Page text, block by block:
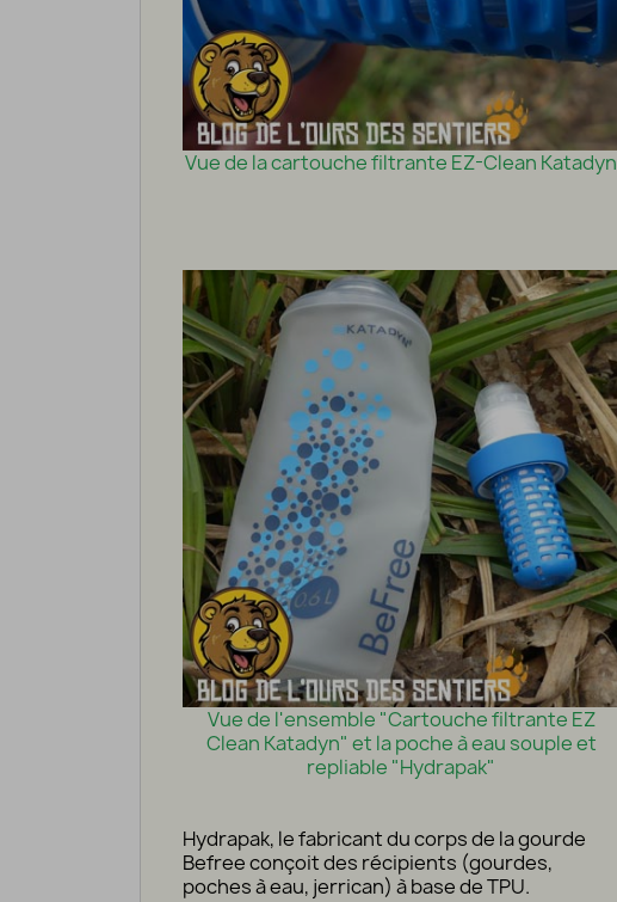
Vue de la cartouche filtrante EZ-Clean Katadyn
Vue de l'ensemble "Cartouche filtrante EZ
Clean Katadyn" et la poche à eau souple et
repliable "Hydrapak"
Hydrapak, le fabricant du corps de la gourde
Befree conçoit des récipients (gourdes,
poches à eau, jerrican) à base de TPU.